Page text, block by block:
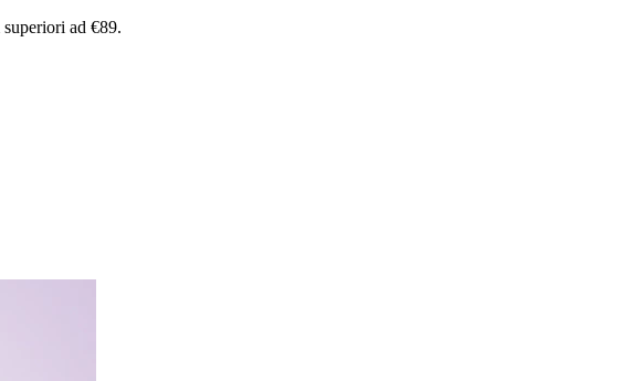
superiori ad €89.